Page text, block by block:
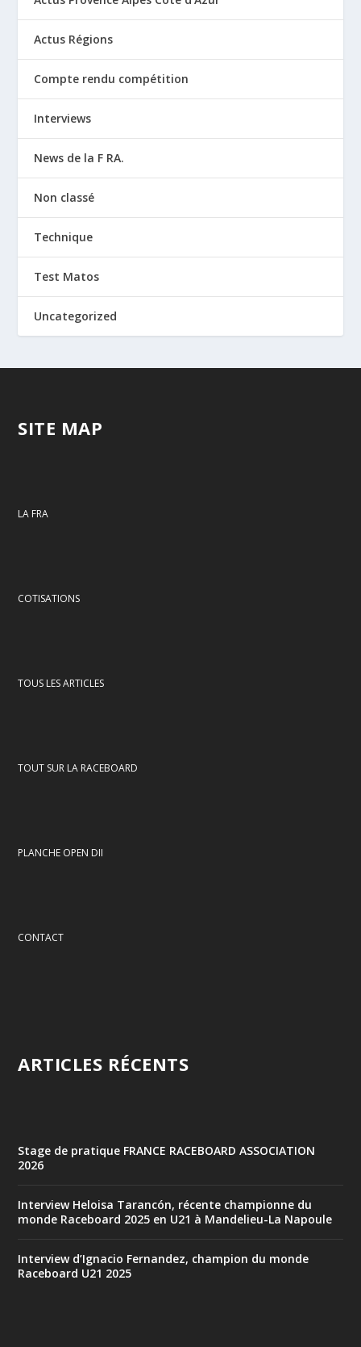
Actus Régions
Compte rendu compétition
Interviews
News de la F RA.
Non classé
Technique
Test Matos
Uncategorized
SITE MAP
LA FRA
COTISATIONS
TOUS LES ARTICLES
TOUT SUR LA RACEBOARD
PLANCHE OPEN DII
CONTACT
ARTICLES RÉCENTS
Stage de pratique FRANCE RACEBOARD ASSOCIATION
2026
Interview Heloisa Tarancón, récente championne du
monde Raceboard 2025 en U21 à Mandelieu-La Napoule
Interview d’Ignacio Fernandez, champion du monde
Raceboard U21 2025